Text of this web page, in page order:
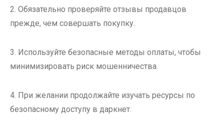
2. Обязательно проверяйте отзывы продавцов
прежде, чем совершать покупку.
3. Используйте безопасные методы оплаты, чтобы
минимизировать риск мошенничества.
4. При желании продолжайте изучать ресурсы по
безопасному доступу в даркнет.